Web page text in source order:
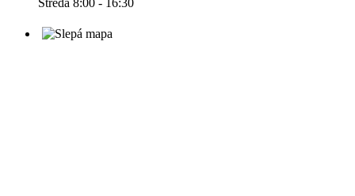
Středa 8:00 - 16:30